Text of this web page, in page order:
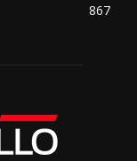
867